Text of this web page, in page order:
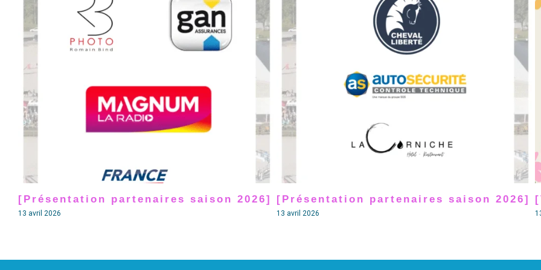
[Présentation partenaires saison 2026]
13 avril 2026
[Présentation partenaires saison 2026]
13 avril 2026